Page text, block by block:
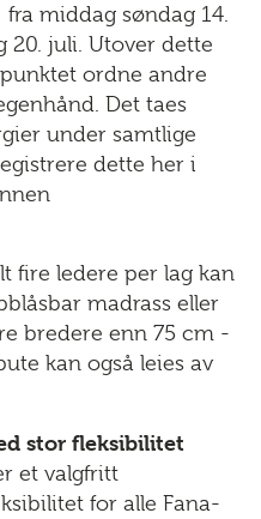
middag søndag 14.
20. juli. Utover dette
ordne andre
Det taes
under samtlige
dette her i
fire ledere per lag kan
madrass eller
bredere enn 75 cm -
kan også leies av
stor fleksibilitet
et valgfritt
for alle Fana-